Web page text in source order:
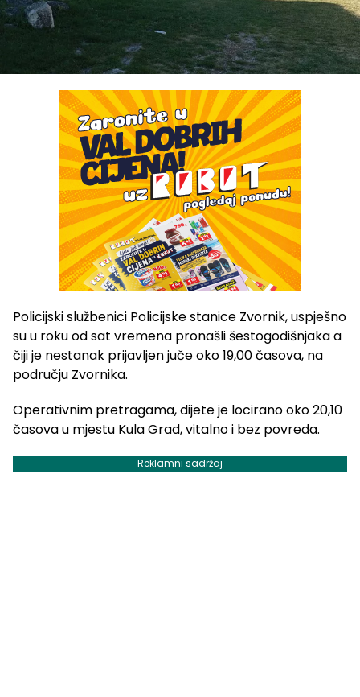
Policijski službenici Policijske stanice Zvornik, uspješno
su u roku od sat vremena pronašli šestogodišnjaka a
čiji je nestanak prijavljen juče oko 19,00 časova, na
području Zvornika.
Operativnim pretragama, dijete je locirano oko 20,10
časova u mjestu Kula Grad, vitalno i bez povreda.
Reklamni sadržaj